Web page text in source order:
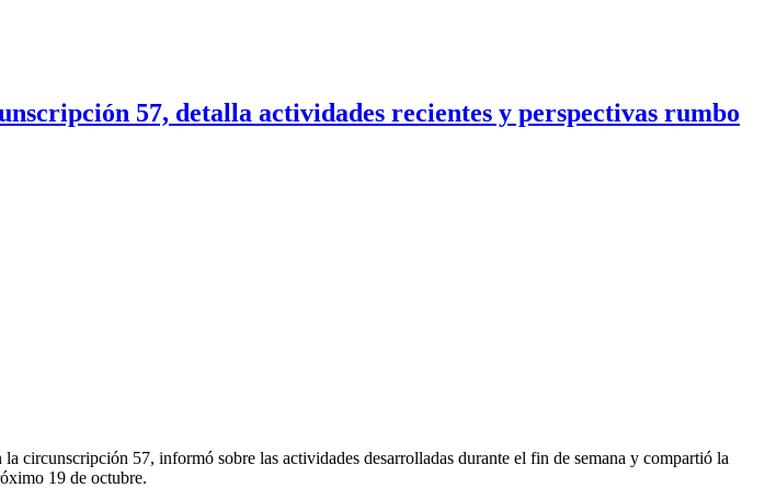
57, detalla actividades recientes y perspectivas rumbo
circunscripción 57, informó sobre las actividades desarrolladas durante el fin de semana y compartió la
19 de octubre.